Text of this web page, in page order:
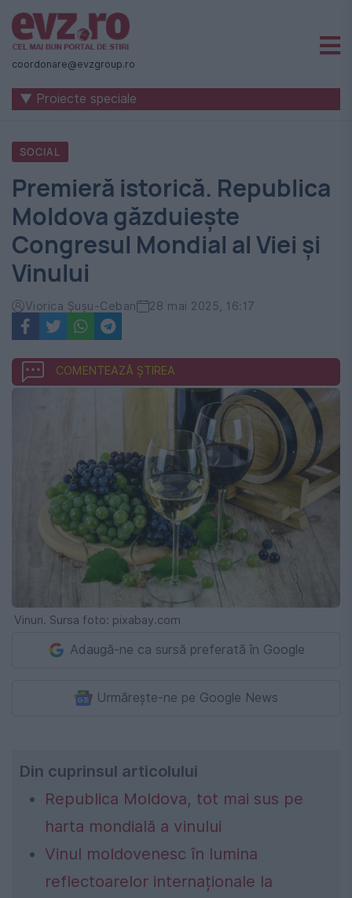
Știri
naționale
internaționale
România
-
Evenimentul
Zilei
coordonare@evzgroup.ro
▼ Proiecte speciale
SOCIAL
Premieră istorică. Republica
Moldova găzduiește
Congresul Mondial al Viei și
Vinului
Viorica Șușu-Ceban 28 mai 2025, 16:17
COMENTEAZĂ ȘTIREA
Vinuri. Sursa foto: pixabay.com
Adaugă-ne ca sursă preferată în Google
Urmărește-ne pe Google News
Din cuprinsul articolului
Republica Moldova, tot mai sus pe
harta mondială a vinului
Vinul moldovenesc în lumina
reflectoarelor internaționale la